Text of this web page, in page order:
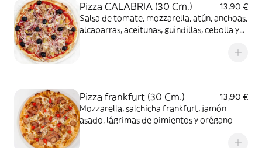
Pizza CALABRIA (30 Cm.)
13,90 €
Salsa de tomate, mozzarella, atún, anchoas,
alcaparras, aceitunas, guindillas, cebolla y
Pizza frankfurt (30 Cm.)
13,90 €
Mozzarella, salchicha frankfurt, jamón
asado, lágrimas de pimientos y orégano